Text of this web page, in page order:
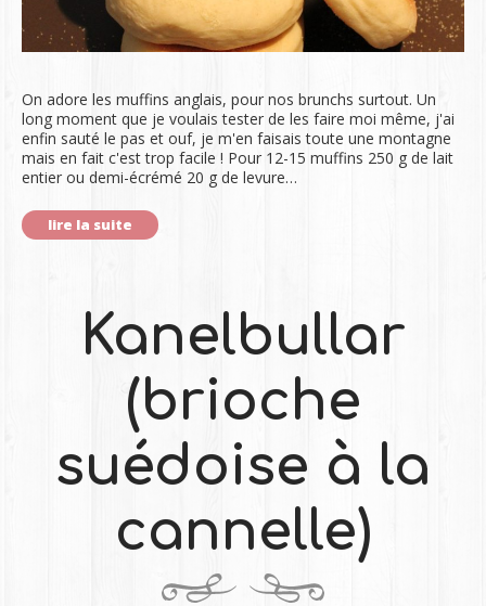
On adore les muffins anglais, pour nos brunchs surtout. Un
long moment que je voulais tester de les faire moi même, j'ai
enfin sauté le pas et ouf, je m'en faisais toute une montagne
mais en fait c'est trop facile ! Pour 12-15 muffins 250 g de lait
entier ou demi-écrémé 20 g de levure…
lire la suite
Kanelbullar
(brioche
suédoise à la
cannelle)